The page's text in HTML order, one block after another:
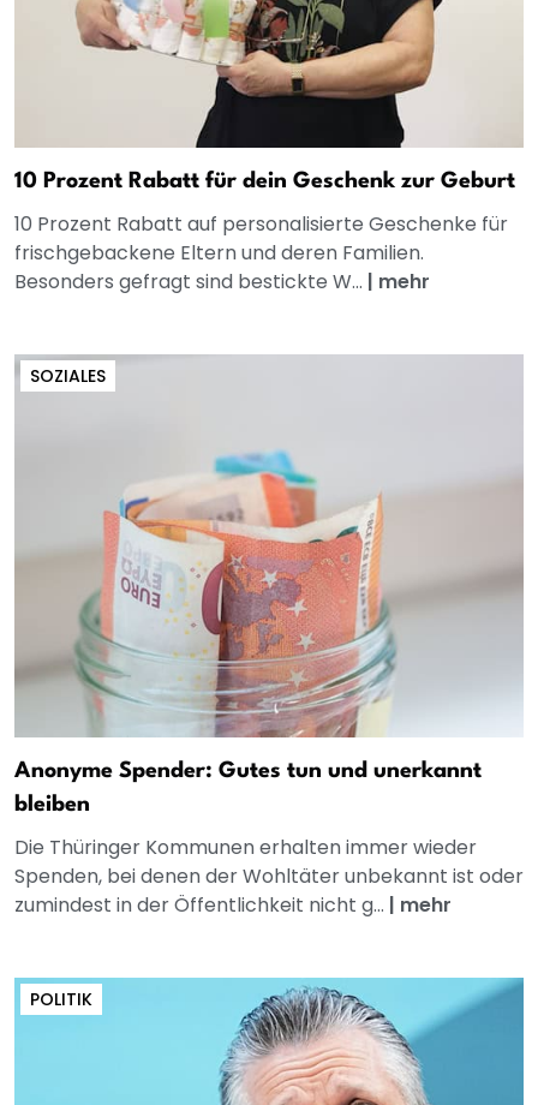
10 Prozent Rabatt für dein Geschenk zur Geburt
10 Prozent Rabatt auf personalisierte Geschenke für
frischgebackene Eltern und deren Familien.
Besonders gefragt sind bestickte W... | mehr
SOZIALES
Anonyme Spender: Gutes tun und unerkannt
bleiben
Die Thüringer Kommunen erhalten immer wieder
Spenden, bei denen der Wohltäter unbekannt ist oder
zumindest in der Öffentlichkeit nicht g... | mehr
POLITIK